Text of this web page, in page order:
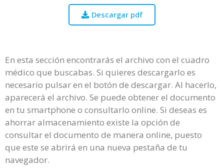
Descargar pdf
En esta sección encontrarás el archivo con el cuadro
médico que buscabas. Si quieres descargarlo es
necesario pulsar en el botón de descargar. Al hacerlo,
aparecerá el archivo. Se puede obtener el documento
en tu smartphone o consultarlo online. Si deseas es
ahorrar almacenamiento existe la opción de
consultar el documento de manera online, puesto
que este se abrirá en una nueva pestaña de tu
navegador.